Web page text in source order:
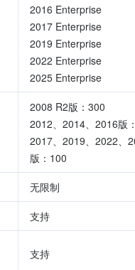
2016 Enterprise
2017 Enterprise
2019 Enterprise
2022 Enterprise
2025 Enterprise
2008 R2版：300
2012、2014、2016版
2017、2019、2022、
版：100
无限制
支持
支持